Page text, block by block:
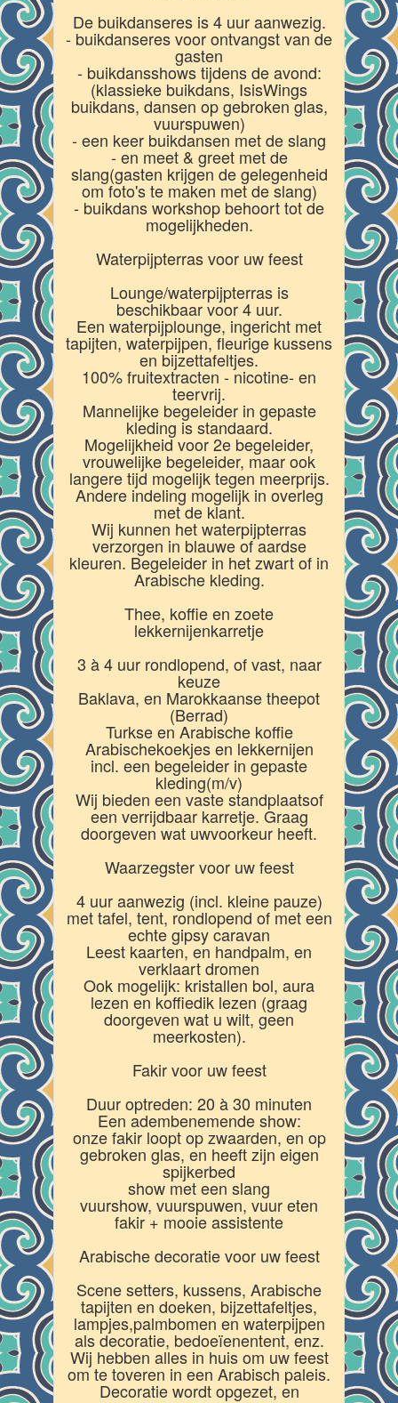
De buikdanseres is 4 uur aanwezig.
- buikdanseres voor ontvangst van de
gasten
- buikdansshows tijdens de avond:
(klassieke buikdans, IsisWings
buikdans, dansen op gebroken glas,
vuurspuwen)
- een keer buikdansen met de slang
- en meet & greet met de
slang(gasten krijgen de gelegenheid
om foto's te maken met de slang)
- buikdans workshop behoort tot de
mogelijkheden.
Waterpijpterras voor uw feest
Lounge/waterpijpterras is
beschikbaar voor 4 uur.
Een waterpijplounge, ingericht met
tapijten, waterpijpen, fleurige kussens
en bijzettafeltjes.
100% fruitextracten - nicotine- en
teervrij.
Mannelijke begeleider in gepaste
kleding is standaard.
Mogelijkheid voor 2e begeleider,
vrouwelijke begeleider, maar ook
langere tijd mogelijk tegen meerprijs.
Andere indeling mogelijk in overleg
met de klant.
Wij kunnen het waterpijpterras
verzorgen in blauwe of aardse
kleuren. Begeleider in het zwart of in
Arabische kleding.
Thee, koffie en zoete
lekkernijenkarretje
3 à 4 uur rondlopend, of vast, naar
keuze
Baklava, en Marokkaanse theepot
(Berrad)
Turkse en Arabische koffie
Arabischekoekjes en lekkernijen
incl. een begeleider in gepaste
kleding(m/v)
Wij bieden een vaste standplaatsof
een verrijdbaar karretje. Graag
doorgeven wat uwvoorkeur heeft.
Waarzegster voor uw feest
4 uur aanwezig (incl. kleine pauze)
met tafel, tent, rondlopend of met een
echte gipsy caravan
Leest kaarten, en handpalm, en
verklaart dromen
Ook mogelijk: kristallen bol, aura
lezen en koffiedik lezen (graag
doorgeven wat u wilt, geen
meerkosten).
Fakir voor uw feest
Duur optreden: 20 à 30 minuten
Een adembenemende show:
onze fakir loopt op zwaarden, en op
gebroken glas, en heeft zijn eigen
spijkerbed
show met een slang
vuurshow, vuurspuwen, vuur eten
fakir + mooie assistente
Arabische decoratie voor uw feest
Scene setters, kussens, Arabische
tapijten en doeken, bijzettafeltjes,
lampjes,palmbomen en waterpijpen
als decoratie, bedoeïenentent, enz.
Wij hebben alles in huis om uw feest
om te toveren in een Arabisch paleis.
Decoratie wordt opgezet, en